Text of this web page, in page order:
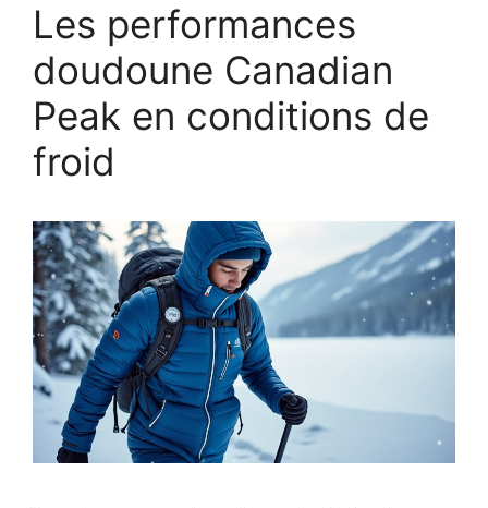
Les performances
doudoune Canadian
Peak en conditions de
froid